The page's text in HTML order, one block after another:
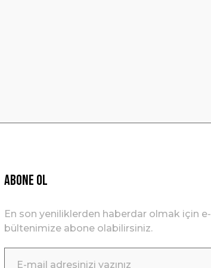
ABONE OL
En son yeniliklerden haberdar olmak için e-
bültenimize abone olabilirsiniz.